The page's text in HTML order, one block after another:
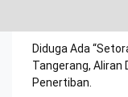
Diduga Ada
Tangerang, Aliran
Penertiban.